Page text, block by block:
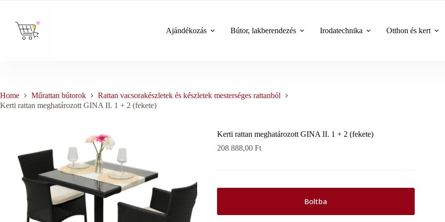
content
Ajándékozás
Bútor, lakberendezés Irodatechnika Otthon és kert
Home Műrattan bútorok
Rattan vacsorakészletek és készletek mesterséges rattanból
Kerti rattan meghatározott GINA II. 1 + 2 (fekete)
Kerti rattan meghatározott GINA II. 1 + 2 (fekete)
208 888,00Ft
Boltba